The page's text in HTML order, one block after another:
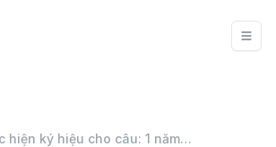
Hướng dẫn thực hiện ký hiệu cho câu: 1 năm có mấy tháng?